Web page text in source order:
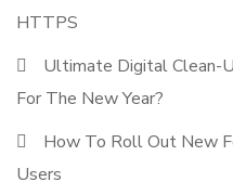
HTTPS
Ultimate Digital Clean-
For The New Year?
How To Roll Out New
Users